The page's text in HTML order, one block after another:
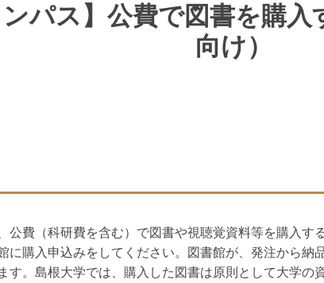
ンパス】公費で図書を購
向け）
公費（科研費を含む）で図書や視聴覚資料等を購入す
に購入申込みをしてください。図書館が、発注から納
す。島根大学では、購入した図書は原則として大学の